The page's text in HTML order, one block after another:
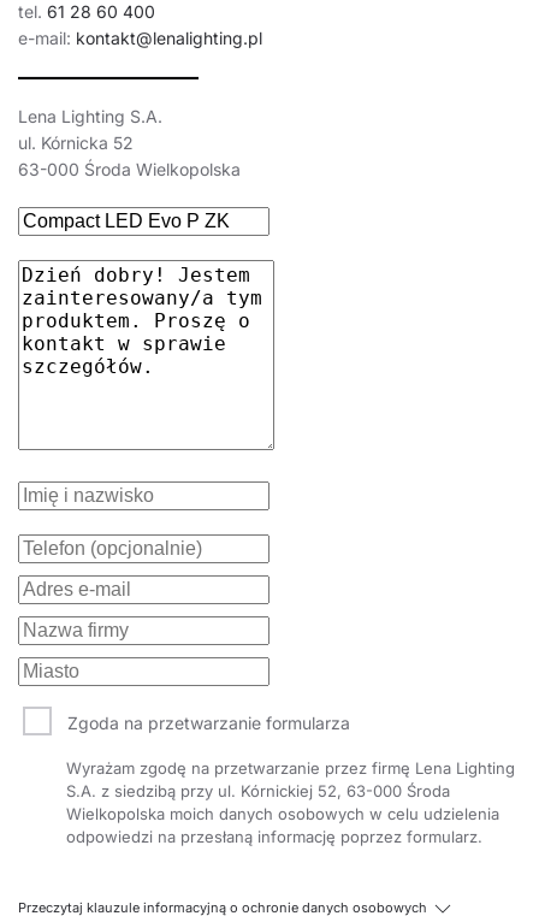
tel. 61 28 60 400
e-mail: kontakt@lenalighting.pl
Lena Lighting S.A.
ul. Kórnicka 52
63-000 Środa Wielkopolska
Zgoda na przetwarzanie formularza
Wyrażam zgodę na przetwarzanie przez firmę Lena Lighting
S.A. z siedzibą przy ul. Kórnickiej 52, 63-000 Środa
Wielkopolska moich danych osobowych w celu udzielenia
odpowiedzi na przesłaną informację poprzez formularz.
Przeczytaj klauzule informacyjną o ochronie danych osobowych